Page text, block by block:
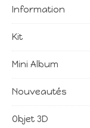
Information
Kit
Mini Album
Nouveautés
Objet 3D